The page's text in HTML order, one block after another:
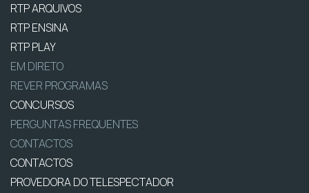
RTP ARQUIVOS
RTP ENSINA
RTP PLAY
EM DIRETO
REVER PROGRAMAS
CONCURSOS
PERGUNTAS FREQUENTES
CONTACTOS
CONTACTOS
PROVEDORA DO TELESPECTADOR